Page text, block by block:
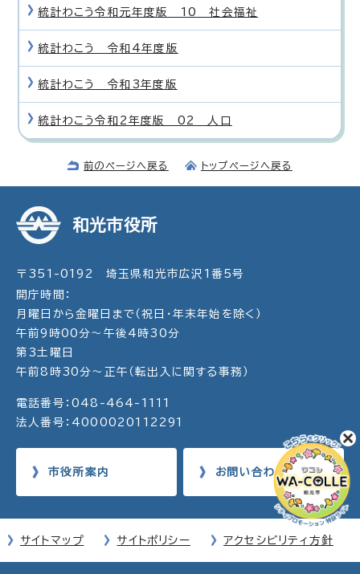
統計わこう令和元年度版 10 社会福祉
統計わこう 令和4年度版
統計わこう 令和3年度版
統計わこう令和2年度版 02 人口
前のページへ戻る トップページへ戻る
和光市役所
〒351-0192 埼玉県和光市広沢1番5号
開庁時間：
月曜日から金曜日まで（祝日・年末年始を除く）
午前9時00分～午後4時30分
第3土曜日
午前8時30分～正午（転出入に関する事務）
電話番号：048-464-1111
法人番号：4000020112291
市役所案内 お問い合わせ
サイトマップ サイトポリシー アクセシビリティ方針